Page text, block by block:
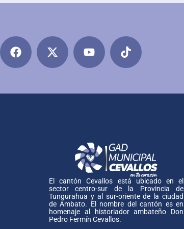
El cantón Cevallos está ubicado en el
sector centro-sur de la Provincia de
Tungurahua y al sur-oriente de la ciudad
de Ambato. El nombre del cantón es en
homenaje al historiador ambateño Don
Pedro Fermín Cevallos.